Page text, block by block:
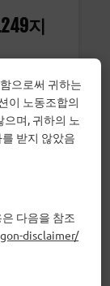
지
으로써 귀하는
이 노동조합의
며, 귀하의 노
받지 않았음
다음을 참조
disclaimer/